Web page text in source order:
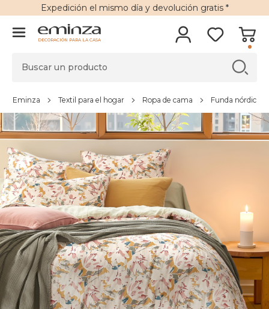
Expedición el mismo día y devolución gratis*
DECORACIÓN PARA LA CASA
Eminza Textil para el hogar Ropa de cama Funda nórdica